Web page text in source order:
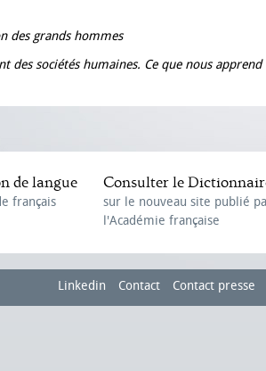
des grands hommes
des sociétés humaines. Ce que nous apprend
de langue
français
Consulter le
sur le nouveau site publié
l'Académie française
Linkedin Contact Contact presse